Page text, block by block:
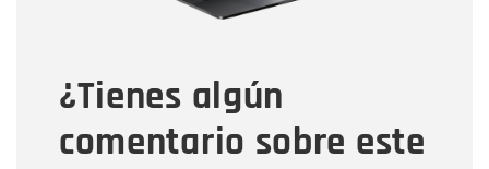
¿Tienes algún
comentario sobre este
Tipo de comentario
Mensaje